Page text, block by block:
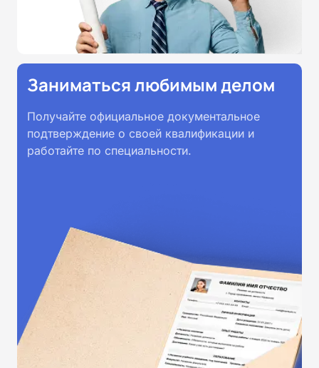
Заниматься любимым делом
Получайте официальное документальное
подтверждение о своей квалификации и
работайте по специальности.